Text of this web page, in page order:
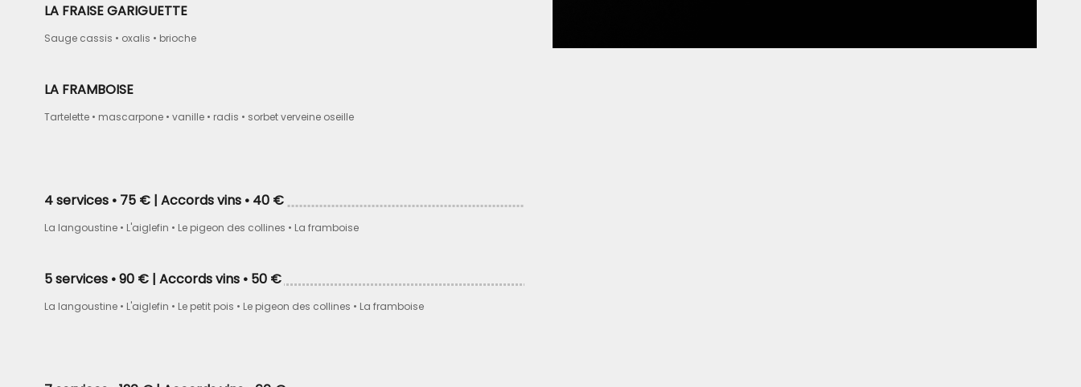
LA FRAISE GARIGUETTE
Sauge cassis • oxalis • brioche
LA FRAMBOISE
Tartelette • mascarpone • vanille • radis • sorbet verveine oseille
4 services • 75 € | Accords vins • 40 €
La langoustine • L'aiglefin • Le pigeon des collines • La framboise
5 services • 90 € | Accords vins • 50 €
La langoustine • L'aiglefin • Le petit pois • Le pigeon des collines • La framboise